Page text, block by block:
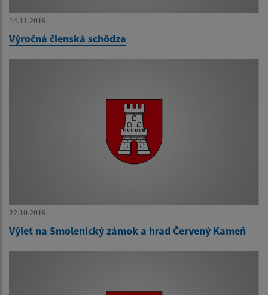
14.11.2019
Výročná členská schôdza
22.10.2019
Výlet na Smolenický zámok a hrad Červený Kameň